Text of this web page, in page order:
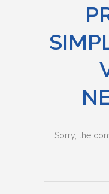
Sorry, the